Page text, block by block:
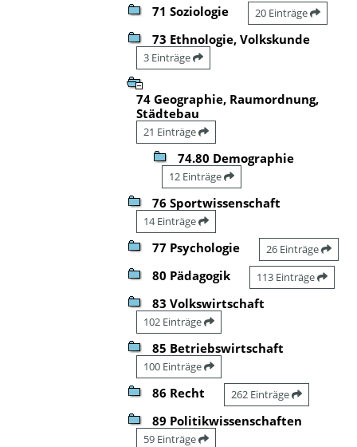
71 Soziologie 20 Einträge
73 Ethnologie, Volkskunde
3 Einträge
74 Geographie, Raumordnung,
Städtebau
21 Einträge
74.80 Demographie
12 Einträge
76 Sportwissenschaft
14 Einträge
77 Psychologie 26 Einträge
80 Pädagogik 113 Einträge
83 Volkswirtschaft
102 Einträge
85 Betriebswirtschaft
100 Einträge
86 Recht 262 Einträge
89 Politikwissenschaften
59 Einträge